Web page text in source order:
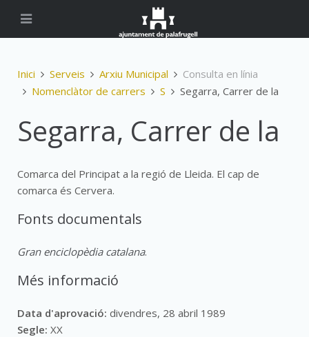
Inici Serveis Arxiu Municipal
Consulta en línia
Nomenclàtor de carrers
S Segarra, Carrer de la
Segarra, Carrer de la
Comarca del Principat a la regió de Lleida. El cap de
comarca és Cervera.
Fonts documentals
Gran enciclopèdia catalana.
Més informació
Data d'aprovació: divendres, 28 abril 1989
Segle: XX